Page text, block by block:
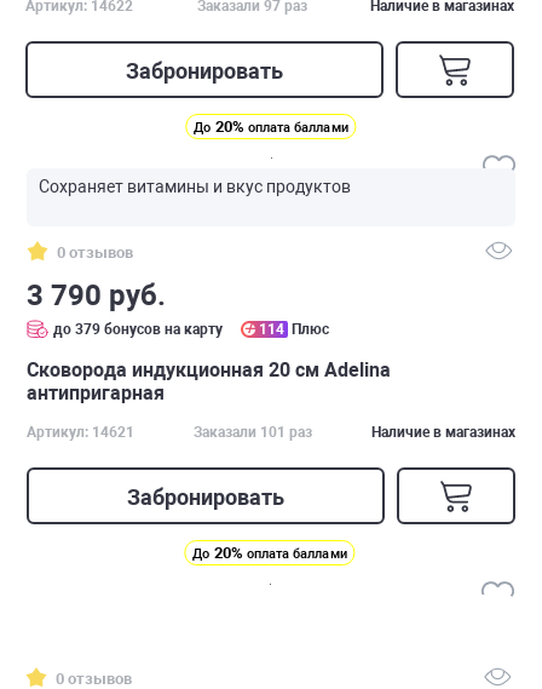
Артикул: 14622 Заказали 97 раз Наличие в магазинах
Забронировать
До 20% оплата баллами
Сохраняет витамины и вкус продуктов
0 отзывов
3 790 руб.
до 379 бонусов на карту 114 Плюс
Сковорода индукционная 20 см Adelina
антипригарная
Артикул: 14621 Заказали 101 раз Наличие в магазинах
Забронировать
До 20% оплата баллами
0 отзывов